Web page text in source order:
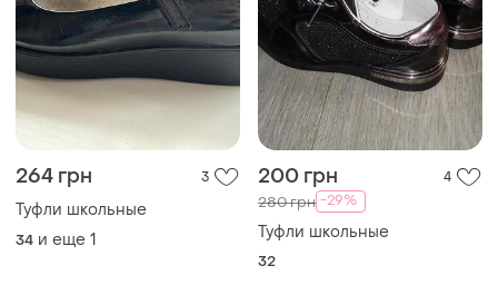
264 грн 3
Туфли школьные
34 и еще 1
200 грн 4
280 грн -29%
Туфли школьные
32